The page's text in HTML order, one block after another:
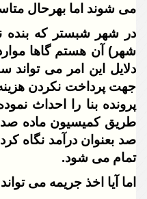
می شوند اما بهرحال
شهر) آن هستم گاها
دلایل این امر می
جهت پرداخت نکردن
پرونده بنا را احداث
طریق کمیسیون ماده صد
صد بعنوان درآمد نگاه
تمام می شود.
اما آیا اخذ جریمه می